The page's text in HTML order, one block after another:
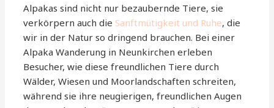
Alpakas sind nicht nur bezaubernde Tiere, sie
verkörpern auch die Sanftmütigkeit und Ruhe, die
wir in der Natur so dringend brauchen. Bei einer
Alpaka Wanderung in Neunkirchen erleben
Besucher, wie diese freundlichen Tiere durch
Wälder, Wiesen und Moorlandschaften schreiten,
während sie ihre neugierigen, freundlichen Augen